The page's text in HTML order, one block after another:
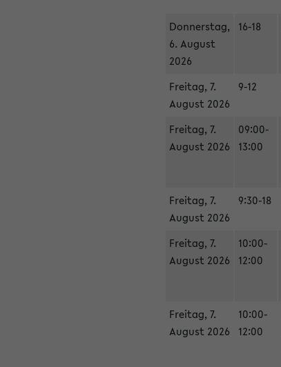
Donnerstag,
6. August
2026
16-18
Freitag, 7.
August 2026
9-12
Freitag, 7.
August 2026
09:00-
13:00
Freitag, 7.
August 2026
9:30-18
Freitag, 7.
August 2026
10:00-
12:00
Freitag, 7.
August 2026
10:00-
12:00